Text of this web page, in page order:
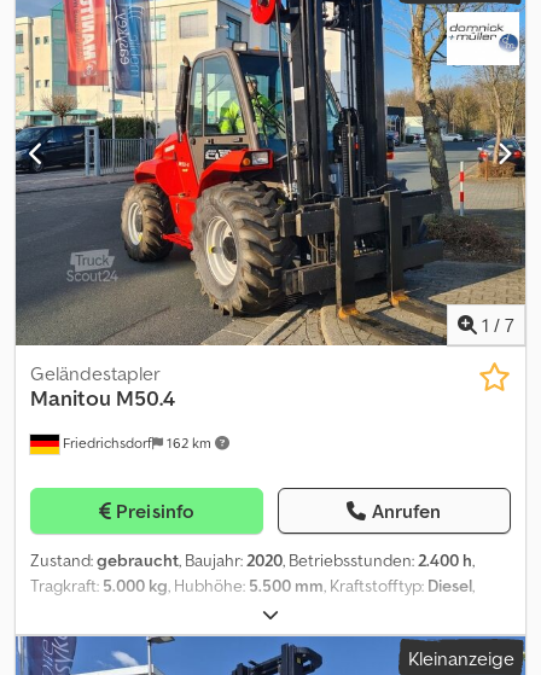
CONSTRUCTION: 2013 Dcsdpfouuyawex An Hsk ENGINE: Diesel
HOURS: 1642 TRANSMISSION: Automatic DRIVE: 4X4 MAST: 3
Stages LIFTING HEIGHT: 5500mm CLOSED MAST: 2950mm
ATTACHMENTS: No LIFT CAPACITY: 3000kg CONDITION: Good
ID99252 = Weitere Informationen = Baujahr: 2013 Leergewicht:
4.476 kg Hubkapazität: 3.000 kg Bauhöhe: 2.950 mm Technischer
Zustand: gut Optischer Zustand: gut Preis: Auf Anfrage Wenden
Sie sich an Corne van Dueren den Hollander oder Roland, um
weitere Informationen zu erhalten.
1 / 7
Friedrichsdorf 162 km
Geländestapler
Manitou M50.4
Preisinfo Anrufen
Zustand:gebraucht, Baujahr:2020, Betriebsstunden:2.400 h,
Tragkraft: 5.000 kg, Hubhöhe: 5.500 mm, Kraftstofftyp: Diesel,
2.910 mm
Reifenzustand:100 %, Vorderreifengröße:AS 340 -80 R18 XMCL,
Hinterreifengröße:
AS 18-22.5 163A8 MPT- , Leergewicht:7.760 kg,
Kleinanzeige